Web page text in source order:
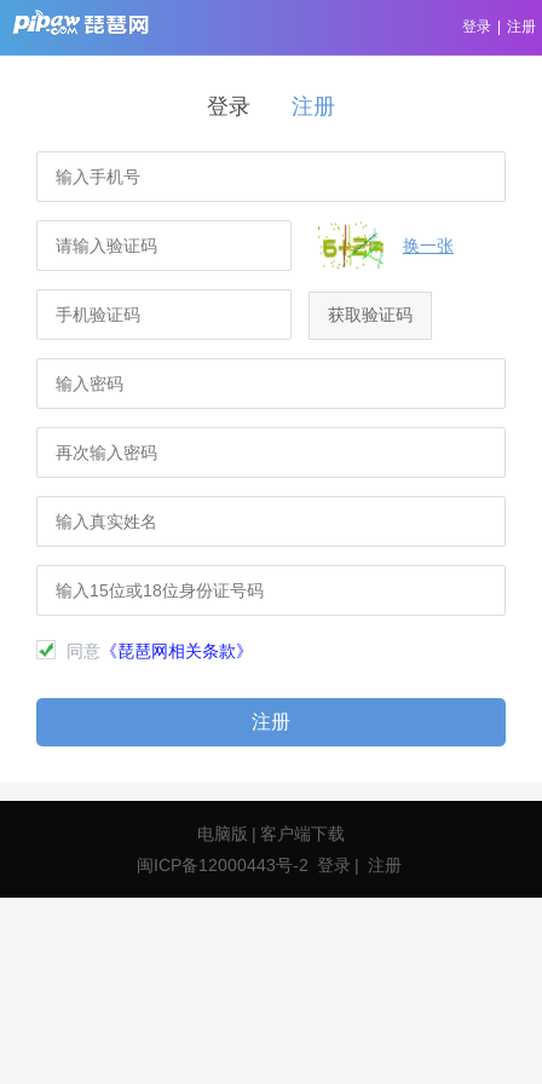
登录 注册
登录 注册
换一张
获取验证码
同意 《琵琶网相关条款》
注册
电脑版 | 客户端下载
闽ICP备12000443号-2 登录 | 注册